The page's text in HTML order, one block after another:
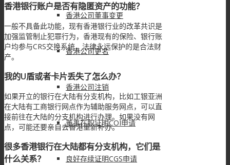
香港公司董事变更
香港公司更名
香港公司注销
董事在职证明COI申请
良好存续证明CGS申请
香港银行账户是否有隐匿资产的功能？
一般不具备此功能，现有香港银行业的改革共识是
加强监管制止犯罪行为，香港现有的保险、银行账
户均参与CRS交换系统，法律永远保护的是合法财
产。
我的U盾或者卡片丢失了怎么办？
如果开立的银行在大陆有分支机构，比如工银亚洲
在大陆有工商银行网点作为辅助服务网点，可以直
接前往在大陆的分支机构进行办理。如果没有网
点，可能还要亲自去香港重新补办。
很多香港银行在大陆都有分支机构，它们是
什么关系？